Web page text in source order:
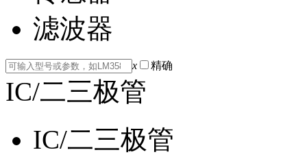
滤波器
x 精确
IC/二三极管
IC/二三极管